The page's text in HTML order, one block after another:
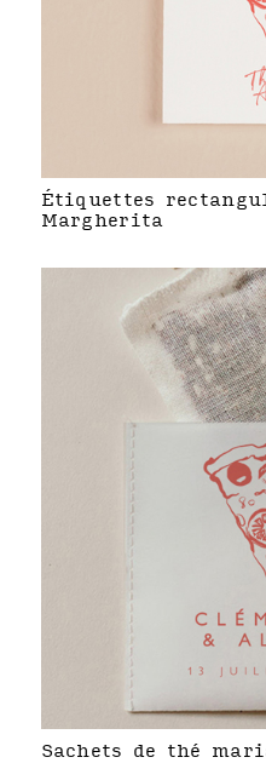
Étiquettes
Margherita
Sachets de thé